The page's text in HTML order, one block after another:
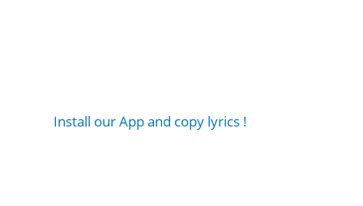
Install our App and copy lyrics !